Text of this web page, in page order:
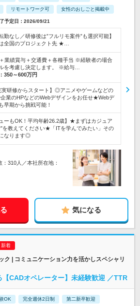
リモートワーク可 女性のおしごと掲載中
予定日：2026/09/21
勤なし／研修後は”フルリモ案件”も選択可能】
全国のプロジェクト先 ★…
業績賞与＋交通費＋各種手当 ※経験者の場合
を考慮し決定します。 ※給与…
350～600万円
実研修からスタート】◎アニメやゲームなどの
業のHPなどのWebデザインをお任せ★Webデ
早期から挑戦可能！
ーもOK！平均年齢26.2歳】★まずはカジュア
を教えてください★「ITを学んでみたい」その
なります◎
310人／本社所在地：
気になる
ク | コミュニケーション力を活かしスペシャリ
CADオペレーター】未経験歓迎 ／TTR
OK 完全週休2日制 第二新卒歓迎